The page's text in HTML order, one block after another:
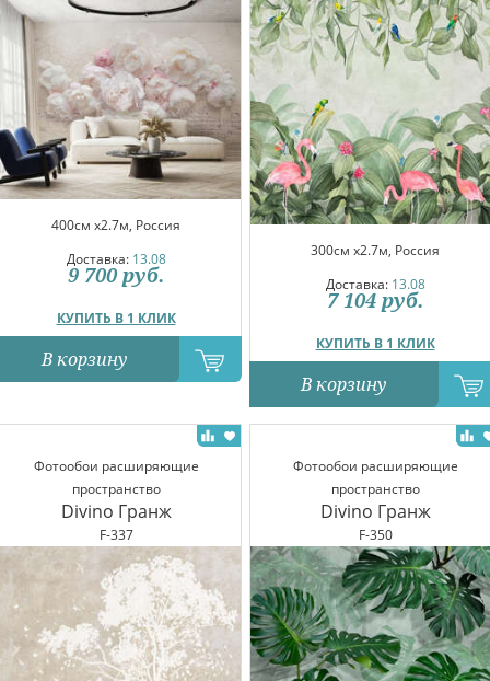
400см x2.7м, Россия
Доставка: 13.08
КУПИТЬ В 1 КЛИК
9 700 руб.
В корзину
300см x2.7м, Россия
Доставка: 13.08
КУПИТЬ В 1 КЛИК
7 104 руб.
В корзину
Фотообои расширяющие
пространство
Divino Гранж
F-337
Фотообои расширяющие
пространство
Divino Гранж
F-350